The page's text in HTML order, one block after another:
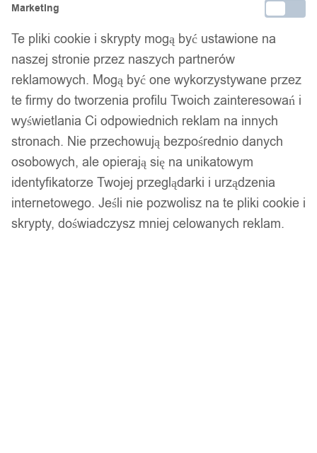
Srebrny zestaw pierścionków retro punk boho 69
11,99zł
Marketing
Te pliki cookie i skrypty mogą być ustawione na
naszej stronie przez naszych partnerów
reklamowych. Mogą być one wykorzystywane przez
te firmy do tworzenia profilu Twoich zainteresowań i
wyświetlania Ci odpowiednich reklam na innych
stronach. Nie przechowują bezpośrednio danych
osobowych, ale opierają się na unikatowym
identyfikatorze Twojej przeglądarki i urządzenia
internetowego. Jeśli nie pozwolisz na te pliki cookie i
skrypty, doświadczysz mniej celowanych reklam.